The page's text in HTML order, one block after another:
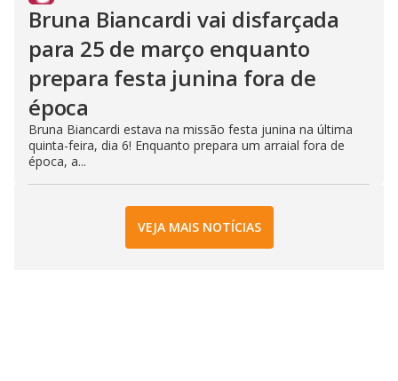
Bruna Biancardi vai disfarçada
para 25 de março enquanto
prepara festa junina fora de
época
Bruna Biancardi estava na missão festa junina na última
quinta-feira, dia 6! Enquanto prepara um arraial fora de
época, a...
VEJA MAIS NOTÍCIAS